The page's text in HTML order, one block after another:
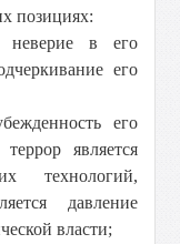
позициях:
в его
его
его
является
технологий,
давление
власти;